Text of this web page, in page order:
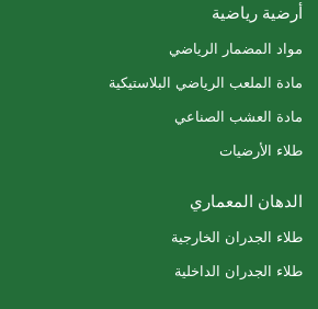
أرضية رياضية
مواد المضمار الرياضي
مادة الملعب الرياضي البلاستيكية
مادة العشب الصناعي
طلاء الأرضيات
الدهان المعماري
طلاء الجدران الخارجية
طلاء الجدران الداخلية